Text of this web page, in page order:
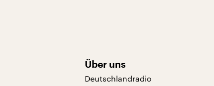
Über uns
Deutschlandradio